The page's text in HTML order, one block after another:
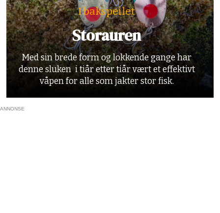
I bakspeilet
Storauren
Med sin brede form og lokkende gange har
denne sluken i tiår etter tiår vært et effektivt
våpen for alle som jakter stor fisk.
ANNONSE